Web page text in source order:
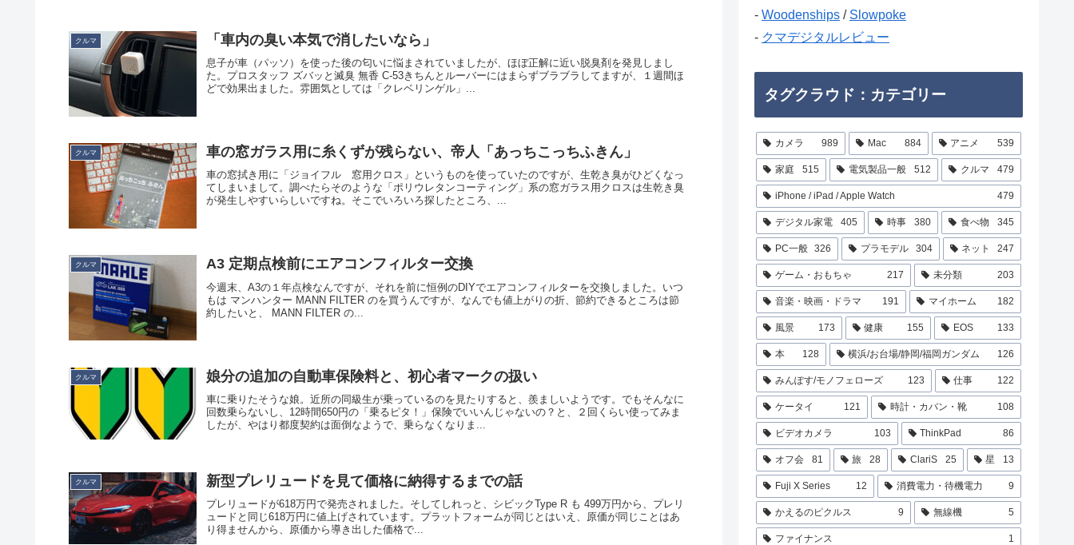
クルマ 「車内の臭い本気で消したいなら」
息子が車（パッソ）を使った後の匂いに悩まされていましたが、ほぼ正解に近い脱臭剤を発見しまし
た。プロスタッフ ズバッと滅臭 無香 C-53きちんとルーバーにはまらずブラブラしてますが、１週間ほ
どで効果出ました。雰囲気としては「クレベリンゲル」...
クルマ 車の窓ガラス用に糸くずが残らない、帝人「あっちこっちふきん」
車の窓拭き用に「ジョイフル 窓用クロス」というものを使っていたのですが、生乾き臭がひどくなっ
てしまいまして。調べたらそのような「ポリウレタンコーティング」系の窓ガラス用クロスは生乾き臭
が発生しやすいらしいですね。そこでいろいろ探したところ、...
クルマ A3 定期点検前にエアコンフィルター交換
今週末、A3の１年点検なんですが、それを前に恒例のDIYでエアコンフィルターを交換しました。いつ
もは マンハンター MANN FILTER のを買うんですが、なんでも値上がりの折、節約できるところは節
約したいと、 MANN FILTER の...
クルマ 娘分の追加の自動車保険料と、初心者マークの扱い
車に乗りたそうな娘。近所の同級生が乗っているのを見たりすると、羨ましいようです。でもそんなに
回数乗らないし、12時間650円の「乗るピタ！」保険でいいんじゃないの？と、２回くらい使ってみま
したが、やはり都度契約は面倒なようで、乗らなくなりま...
クルマ 新型プレリュードを見て価格に納得するまでの話
プレリュードが618万円で発売されました。そしてしれっと、シビックType R も 499万円から、プレリ
ュードと同じ618万円に値上げされています。プラットフォームが同じとはいえ、原価が同じことはあ
り得ませんから、原価から導き出した価格で...
- Woodenships / Slowpoke
- クマデジタルレビュー
タグクラウド：カテゴリー
カメラ 989 Mac 884 アニメ 539
家庭 515 電気製品一般 512 クルマ 479
iPhone / iPad / Apple Watch 479
デジタル家電 405 時事 380 食べ物 345
PC一般 326 プラモデル 304 ネット 247
ゲーム・おもちゃ 217 未分類 203
音楽・映画・ドラマ 191 マイホーム 182
風景 173 健康 155 EOS 133
本 128 横浜/お台場/静岡/福岡ガンダム 126
みんぽす/モノフェローズ 123 仕事 122
ケータイ 121 時計・カバン・靴 108
ビデオカメラ 103 ThinkPad 86
オフ会 81 旅 28 ClariS 25 星 13
Fuji X Series 12 消費電力・待機電力 9
かえるのピクルス 9 無線機 5
ファイナンス 1